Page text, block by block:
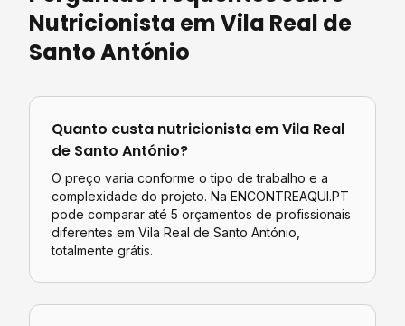
Nutricionista emVila Real de
Santo António
Quanto custa nutricionistaemVila Real
de Santo António?
O preço varia conforme o tipo de trabalho e a
complexidade do projeto. Na ENCONTREAQUI.PT
pode comparar até 5 orçamentos de profissionais
diferentes em Vila Real de Santo António
totalmente grátis.